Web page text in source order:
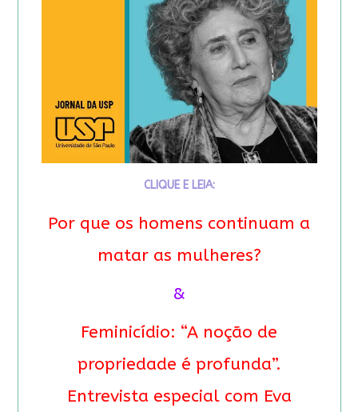
CLIQUE E LEIA:
Por que os homens continuam a
matar as mulheres?
&
Feminicídio: “A noção de
propriedade é profunda”.
Entrevista especial com Eva